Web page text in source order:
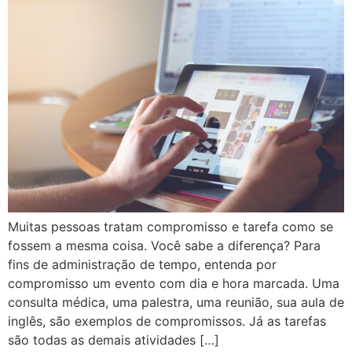
Muitas pessoas tratam compromisso e tarefa como se
fossem a mesma coisa. Você sabe a diferença? Para
fins de administração de tempo, entenda por
compromisso um evento com dia e hora marcada. Uma
consulta médica, uma palestra, uma reunião, sua aula de
inglês, são exemplos de compromissos. Já as tarefas
são todas as demais atividades […]